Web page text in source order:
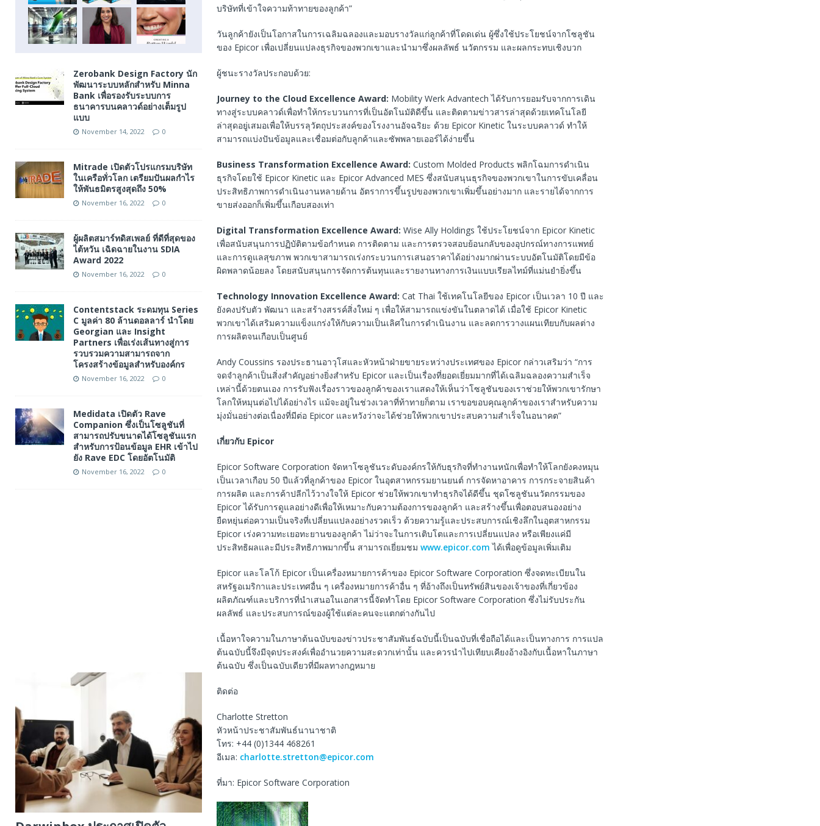
บริษัทที่เข้าใจความท้าทายของลูกค้า”
วันลูกค้ายังเป็นโอกาสในการเฉลิมฉลองและมอบรางวัลแก่ลูกค้าที่โดดเด่น ผู้ซึ่งใช้ประโยชน์จากโซลูชัน
ของ Epicor เพื่อเปลี่ยนแปลงธุรกิจของพวกเขาและนำมาซึ่งผลลัพธ์ นวัตกรรม และผลกระทบเชิงบวก
ผู้ชนะรางวัลประกอบด้วย:
Journey to the Cloud Excellence Award: Mobility Werk Advantech ได้รับการยอมรับจากการเดิน
ทางสู่ระบบคลาวด์เพื่อทำให้กระบวนการที่เป็นอัตโนมัติดีขึ้น และติดตามข่าวสารล่าสุดด้วยเทคโนโลยี
ล่าสุดอยู่เสมอเพื่อให้บรรลุวัตถุประสงค์ของโรงงานอัจฉริยะ ด้วย Epicor Kinetic ในระบบคลาวด์ ทำให้
สามารถแบ่งปันข้อมูลและเชื่อมต่อกับลูกค้าและซัพพลายเออร์ได้ง่ายขึ้น
Business Transformation Excellence Award: Custom Molded Products พลิกโฉมการดำเนิน
ธุรกิจโดยใช้ Epicor Kinetic และ Epicor Advanced MES ซึ่งสนับสนุนธุรกิจของพวกเขาในการขับเคลื่อน
ประสิทธิภาพการดำเนินงานหลายด้าน อัตราการขึ้นรูปของพวกเขาเพิ่มขึ้นอย่างมาก และรายได้จากการ
ขายส่งออกก็เพิ่มขึ้นเกือบสองเท่า
Digital Transformation Excellence Award: Wise Ally Holdings ใช้ประโยชน์จาก Epicor Kinetic
เพื่อสนับสนุนการปฏิบัติตามข้อกำหนด การติดตาม และการตรวจสอบย้อนกลับของอุปกรณ์ทางการแพทย์
และการดูแลสุขภาพ พวกเขาสามารถเร่งกระบวนการเสนอราคาได้อย่างมากผ่านระบบอัตโนมัติโดยมีข้อ
ผิดพลาดน้อยลง โดยสนับสนุนการจัดการต้นทุนและรายงานทางการเงินแบบเรียลไทม์ที่แม่นยำยิ่งขึ้น
Technology Innovation Excellence Award: Cat Thai ใช้เทคโนโลยีของ Epicor เป็นเวลา 10 ปี และ
ยังคงปรับตัว พัฒนา และสร้างสรรค์สิ่งใหม่ ๆ เพื่อให้สามารถแข่งขันในตลาดได้ เมื่อใช้ Epicor Kinetic
พวกเขาได้เสริมความแข็งแกร่งให้กับความเป็นเลิศในการดำเนินงาน และลดการวางแผนเทียบกับผลต่าง
การผลิตจนเกือบเป็นศูนย์
Andy Coussins รองประธานอาวุโสและหัวหน้าฝ่ายขายระหว่างประเทศของ Epicor กล่าวเสริมว่า “การ
จดจำลูกค้าเป็นสิ่งสำคัญอย่างยิ่งสำหรับ Epicor และเป็นเรื่องที่ยอดเยี่ยมมากที่ได้เฉลิมฉลองความสำเร็จ
เหล่านี้ด้วยตนเอง การรับฟังเรื่องราวของลูกค้าของเราแสดงให้เห็นว่าโซลูชันของเราช่วยให้พวกเขารักษา
โลกให้หมุนต่อไปได้อย่างไร แม้จะอยู่ในช่วงเวลาที่ท้าทายก็ตาม เราขอขอบคุณลูกค้าของเราสำหรับความ
มุ่งมั่นอย่างต่อเนื่องที่มีต่อ Epicor และหวังว่าจะได้ช่วยให้พวกเขาประสบความสำเร็จในอนาคต”
เกี่ยวกับEpicor
Epicor Software Corporation จัดหาโซลูชันระดับองค์กรให้กับธุรกิจที่ทำงานหนักเพื่อทำให้โลกยังคงหมุน
เป็นเวลาเกือบ 50 ปีแล้วที่ลูกค้าของ Epicor ในอุตสาหกรรมยานยนต์ การจัดหาอาคาร การกระจายสินค้า
การผลิต และการค้าปลีกไว้วางใจให้ Epicor ช่วยให้พวกเขาทำธุรกิจได้ดีขึ้น ชุดโซลูชันนวัตกรรมของ
Epicor ได้รับการดูแลอย่างดีเพื่อให้เหมาะกับความต้องการของลูกค้า และสร้างขึ้นเพื่อตอบสนองอย่าง
ยืดหยุ่นต่อความเป็นจริงที่เปลี่ยนแปลงอย่างรวดเร็ว ด้วยความรู้และประสบการณ์เชิงลึกในอุตสาหกรรม
Epicor เร่งความทะเยอทะยานของลูกค้า ไม่ว่าจะในการเติบโตและการเปลี่ยนแปลง หรือเพียงแค่มี
ประสิทธิผลและมีประสิทธิภาพมากขึ้น สามารถเยี่ยมชม www.epicor.com ได้เพื่อดูข้อมูลเพิ่มเติม
Epicor และโลโก้ Epicor เป็นเครื่องหมายการค้าของ Epicor Software Corporation ซึ่งจดทะเบียนใน
สหรัฐอเมริกาและประเทศอื่น ๆ เครื่องหมายการค้าอื่น ๆ ที่อ้างถึงเป็นทรัพย์สินของเจ้าของที่เกี่ยวข้อง
ผลิตภัณฑ์และบริการที่นำเสนอในเอกสารนี้จัดทำโดย Epicor Software Corporation ซึ่งไม่รับประกัน
ผลลัพธ์ และประสบการณ์ของผู้ใช้แต่ละคนจะแตกต่างกันไป
เนื้อหาใจความในภาษาต้นฉบับของข่าวประชาสัมพันธ์ฉบับนี้เป็นฉบับที่เชื่อถือได้และเป็นทางการ การแปล
ต้นฉบับนี้จึงมีจุดประสงค์เพื่ออำนวยความสะดวกเท่านั้น และควรนำไปเทียบเคียงอ้างอิงกับเนื้อหาในภาษา
ต้นฉบับ ซึ่งเป็นฉบับเดียวที่มีผลทางกฎหมาย
ติดต่อ
Charlotte Stretton
หัวหน้าประชาสัมพันธ์นานาชาติ
โทร: +44 (0)1344 468261
อีเมล: charlotte.stretton@epicor.com
ที่มา: Epicor Software Corporation
Zerobank Design Factory นัก
พัฒนาระบบหลักสำหรับ Minna
Bank เพื่อรองรับระบบการ
ธนาคารบนคลาวด์อย่างเต็มรูป
แบบ
November 14, 2022 0
Mitrade เปิดตัวโปรแกรมบริษัท
ในเครือทั่วโลก เตรียมปันผลกำไร
ให้พันธมิตรสูงสุดถึง 50%
November 16, 2022 0
ผู้ผลิตสมาร์ทดิสเพลย์ ที่ดีที่สุดของ
ไต้หวัน เฉิดฉายในงาน SDIA
Award 2022
November 16, 2022 0
Contentstack ระดมทุน Series
C มูลค่า 80 ล้านดอลลาร์ นำโดย
Georgian และ Insight
Partners เพื่อเร่งเส้นทางสู่การ
รวบรวมความสามารถจาก
โครงสร้างข้อมูลสำหรับองค์กร
November 16, 2022 0
Medidata เปิดตัว Rave
Companion ซึ่งเป็นโซลูชันที่
สามารถปรับขนาดได้โซลูชันแรก
สำหรับการป้อนข้อมูล EHR เข้าไป
ยัง Rave EDC โดยอัตโนมัติ
November 16, 2022 0